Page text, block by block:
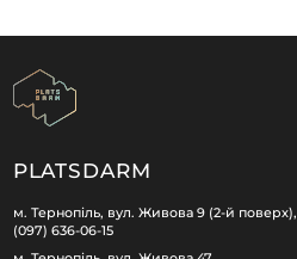
PLATSDARM
м. Тернопіль, вул. Живова 9 (2-й поверх),
(097) 636-06-15